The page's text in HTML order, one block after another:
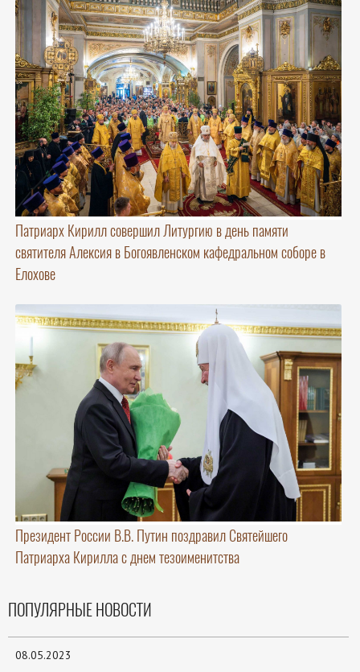
Патриарх Кирилл совершил Литургию в день памяти
святителя Алексия в Богоявленском кафедральном соборе в
Елохове
Президент России В.В. Путин поздравил Святейшего
Патриарха Кирилла с днем тезоименитства
ПОПУЛЯРНЫЕ НОВОСТИ
08.05.2023